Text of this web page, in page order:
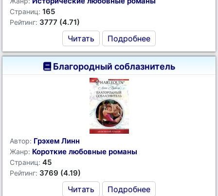
Страниц: 165
Рейтинг: 3777 (4.71)
Читать Подробнее
Благородный соблазнитель
Автор: Грэхем Линн
Жанр: Короткие любовные романы
Страниц: 45
Рейтинг: 3769 (4.19)
Читать Подробнее